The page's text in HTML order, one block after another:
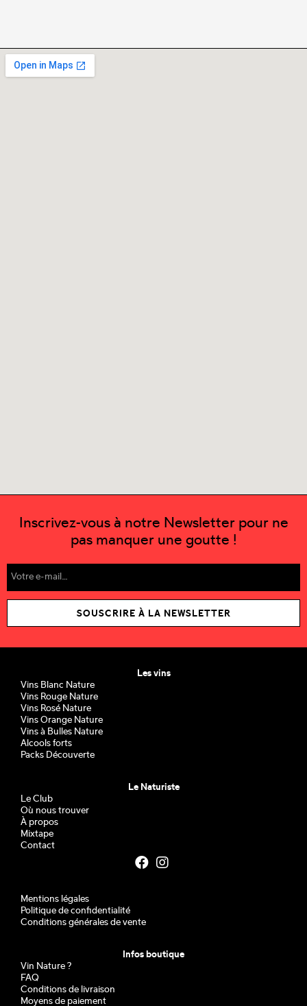
Inscrivez-vous à notre Newsletter pour ne
pas manquer une goutte !
SOUSCRIRE À LA NEWSLETTER
Les vins
Vins Blanc Nature
Vins Rouge Nature
Vins Rosé Nature
Vins Orange Nature
Vins à Bulles Nature
Alcools forts
Packs Découverte
Le Naturiste
Le Club
Où nous trouver
À propos
Mixtape
Contact
Mentions légales
Politique de confidentialité
Conditions générales de vente
Infos boutique
Vin Nature ?
FAQ
Conditions de livraison
Moyens de paiement